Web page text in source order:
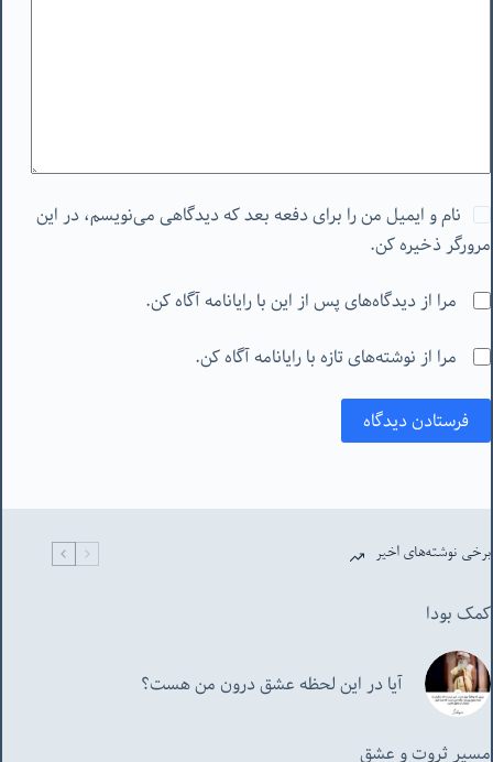
نام و ایمیل من را برای دفعه بعد که دیدگاهی می‌نویسم، در این
مرورگر ذخیره کن.
مرا از دیدگاه‌های پس از این با رایانامه آگاه کن.
مرا از نوشته‌های تازه با رایانامه آگاه کن.
فرستادن دیدگاه
برخی نوشته‌های اخیر
کمک بودا
آیا در این لحظه عشق درون من هست؟
مسیر ثروت و عشق